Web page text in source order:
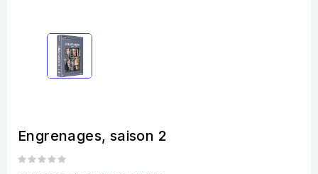
Engrenages, saison 2